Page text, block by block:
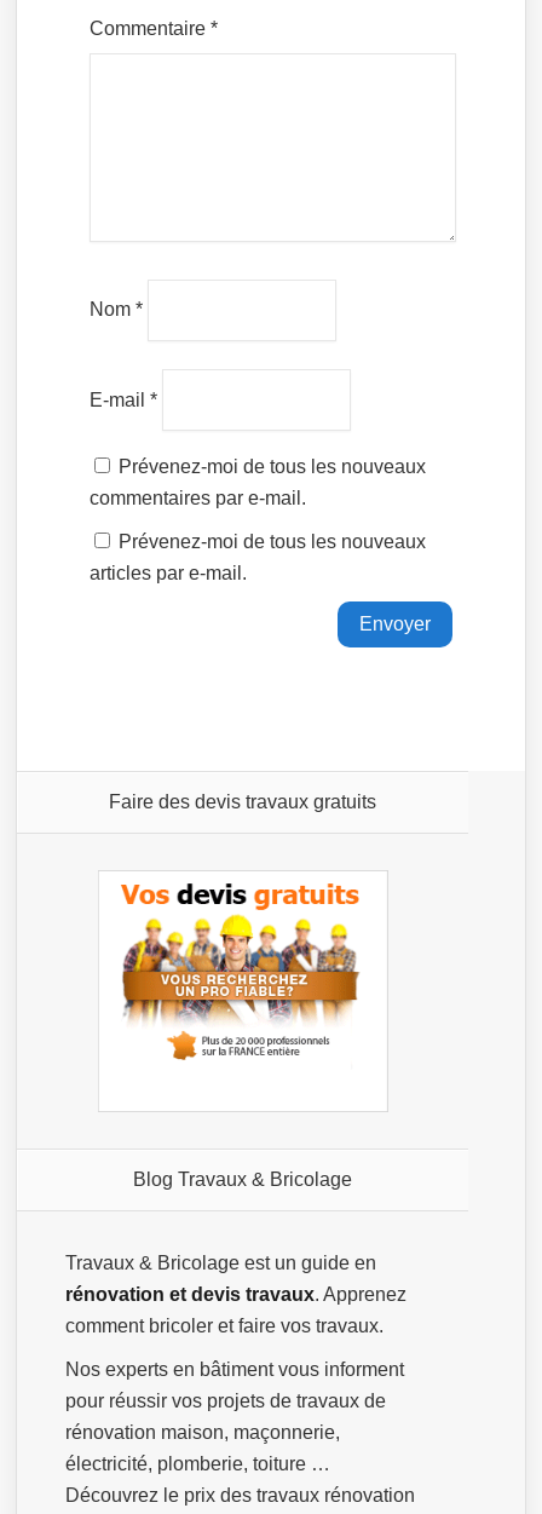
Commentaire*
Nom*
E-mail*
Prévenez-moi de tous les nouveaux
commentaires par e-mail.
Prévenez-moi de tous les nouveaux
articles par e-mail.
Faire des devis travaux gratuits
Blog Travaux & Bricolage
Travaux & Bricolage est un guide en
rénovation et devis travaux. Apprenez
comment bricoler et faire vos travaux.
Nos experts en bâtiment vous informent
pour réussir vos projets de travaux de
rénovation maison, maçonnerie,
électricité, plomberie, toiture …
Découvrez le prix des travaux rénovation